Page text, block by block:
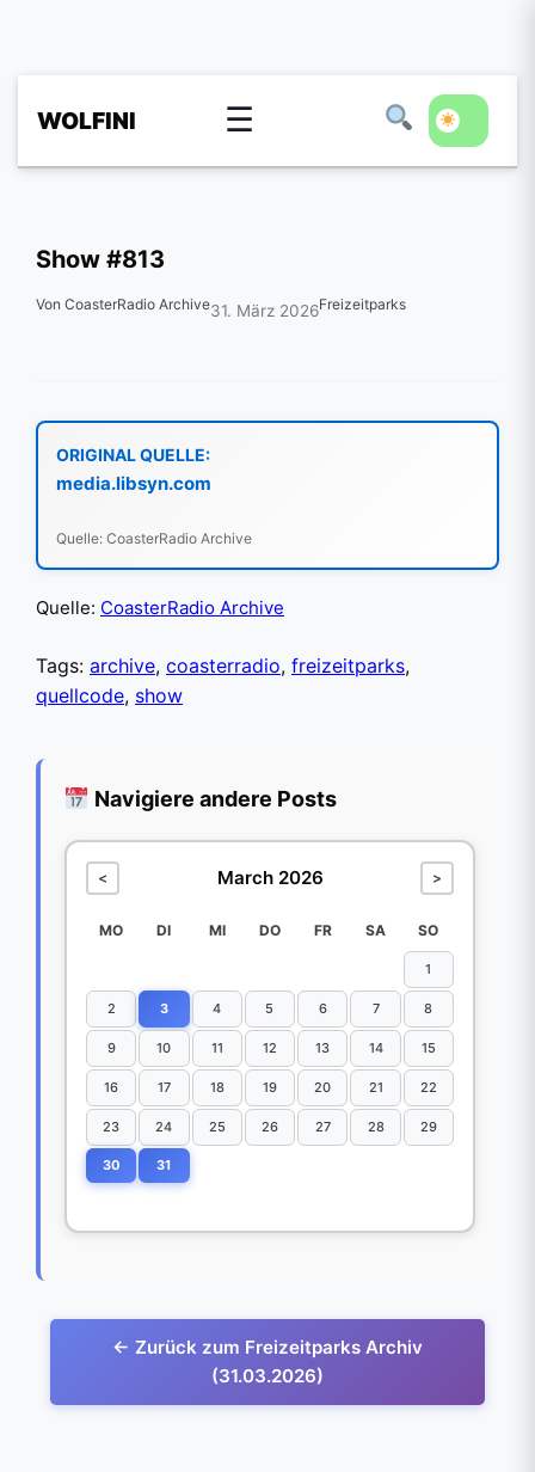
WOLFINI ☰
Show #813
Von CoasterRadio Archive31. März 2026Freizeitparks
ORIGINAL QUELLE:
media.libsyn.com
Quelle: CoasterRadio Archive
Quelle: CoasterRadio Archive
Tags: archive, coasterradio, freizeitparks,
quellcode, show
Navigiere andere Posts
< March 2026 >
MO DI MI DO FR SA SO
1
2 3 4 5 6 7 8
9 10 11 12 13 14 15
16 17 18 19 20 21 22
23 24 25 26 27 28 29
30 31
← Zurück zum Freizeitparks Archiv
(31.03.2026)